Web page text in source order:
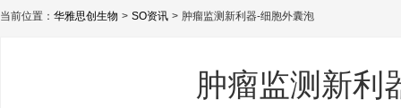
当前位置： 华雅思创生物 SO资讯 肿瘤监测新利器-细胞外囊泡
肿瘤监测新利